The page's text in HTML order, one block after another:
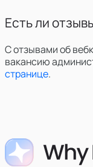
Есть ли
С отзывами об
вакансию
странице.